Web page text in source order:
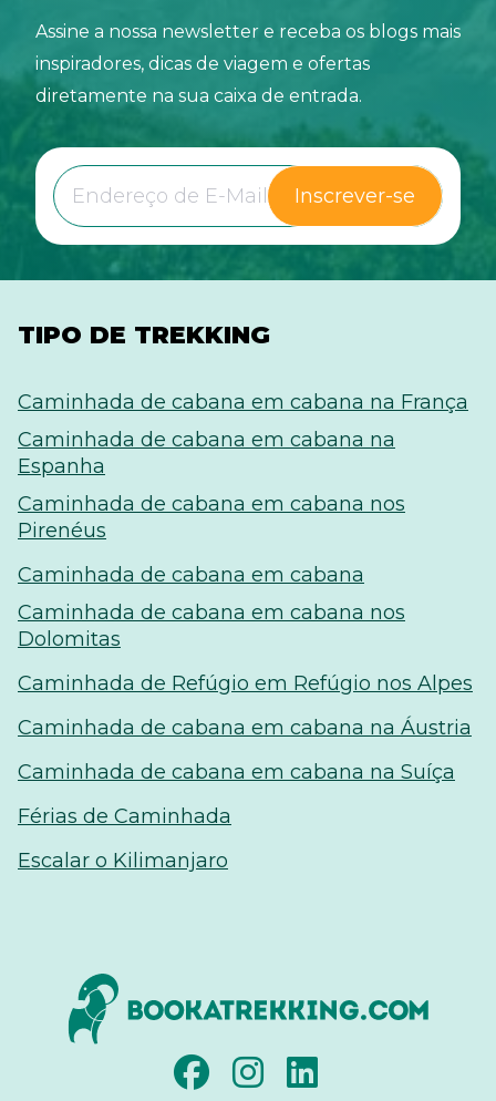
Assine a nossa newsletter e receba os blogs mais
inspiradores, dicas de viagem e ofertas
diretamente na sua caixa de entrada.
Inscrever-se
TIPO DE TREKKING
Caminhada de cabana em cabana na França
Caminhada de cabana em cabana na
Espanha
Caminhada de cabana em cabana nos
Pirenéus
Caminhada de cabana em cabana
Caminhada de cabana em cabana nos
Dolomitas
Caminhada de Refúgio em Refúgio nos Alpes
Caminhada de cabana em cabana na Áustria
Caminhada de cabana em cabana na Suíça
Férias de Caminhada
Escalar o Kilimanjaro